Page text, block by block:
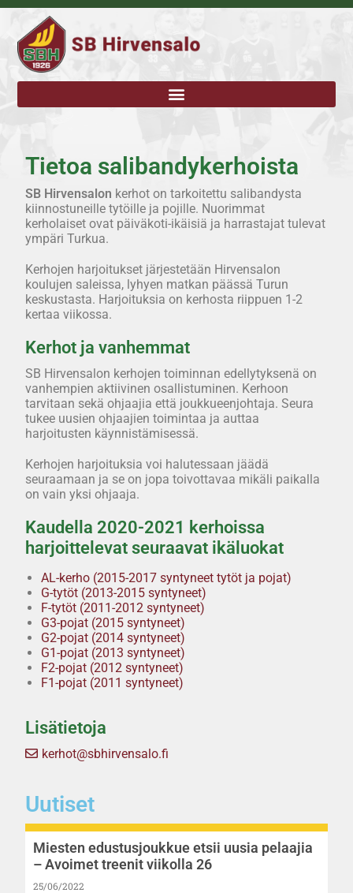
Tietoa salibandykerhoista
SB Hirvensalon kerhot on tarkoitettu salibandysta
kiinnostuneille tytöille ja pojille. Nuorimmat
kerholaiset ovat päiväkoti-ikäisiä ja harrastajat tulevat
ympäri Turkua.
Kerhojen harjoitukset järjestetään Hirvensalon
koulujen saleissa, lyhyen matkan päässä Turun
keskustasta. Harjoituksia on kerhosta riippuen 1-2
kertaa viikossa.
Kerhot ja vanhemmat
SB Hirvensalon kerhojen toiminnan edellytyksenä on
vanhempien aktiivinen osallistuminen. Kerhoon
tarvitaan sekä ohjaajia että joukkueenjohtaja. Seura
tukee uusien ohjaajien toimintaa ja auttaa
harjoitusten käynnistämisessä.
Kerhojen harjoituksia voi halutessaan jäädä
seuraamaan ja se on jopa toivottavaa mikäli paikalla
on vain yksi ohjaaja.
Kaudella 2020-2021 kerhoissa
harjoittelevat seuraavat ikäluokat
AL-kerho (2015-2017 syntyneet tytöt ja pojat)
G-tytöt (2013-2015 syntyneet)
F-tytöt (2011-2012 syntyneet)
G3-pojat (2015 syntyneet)
G2-pojat (2014 syntyneet)
G1-pojat (2013 syntyneet)
F2-pojat (2012 syntyneet)
F1-pojat (2011 syntyneet)
Lisätietoja
kerhot@sbhirvensalo.fi
Uutiset
Miesten edustusjoukkue etsii uusia pelaajia
– Avoimet treenit viikolla 26
25/06/2022